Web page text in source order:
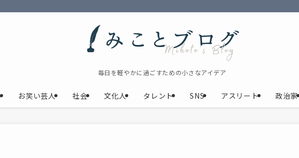
毎日を軽やかに過ごすための小さなアイデア
お笑い芸人 社会 文化人 タレント SNS アスリート 政治家